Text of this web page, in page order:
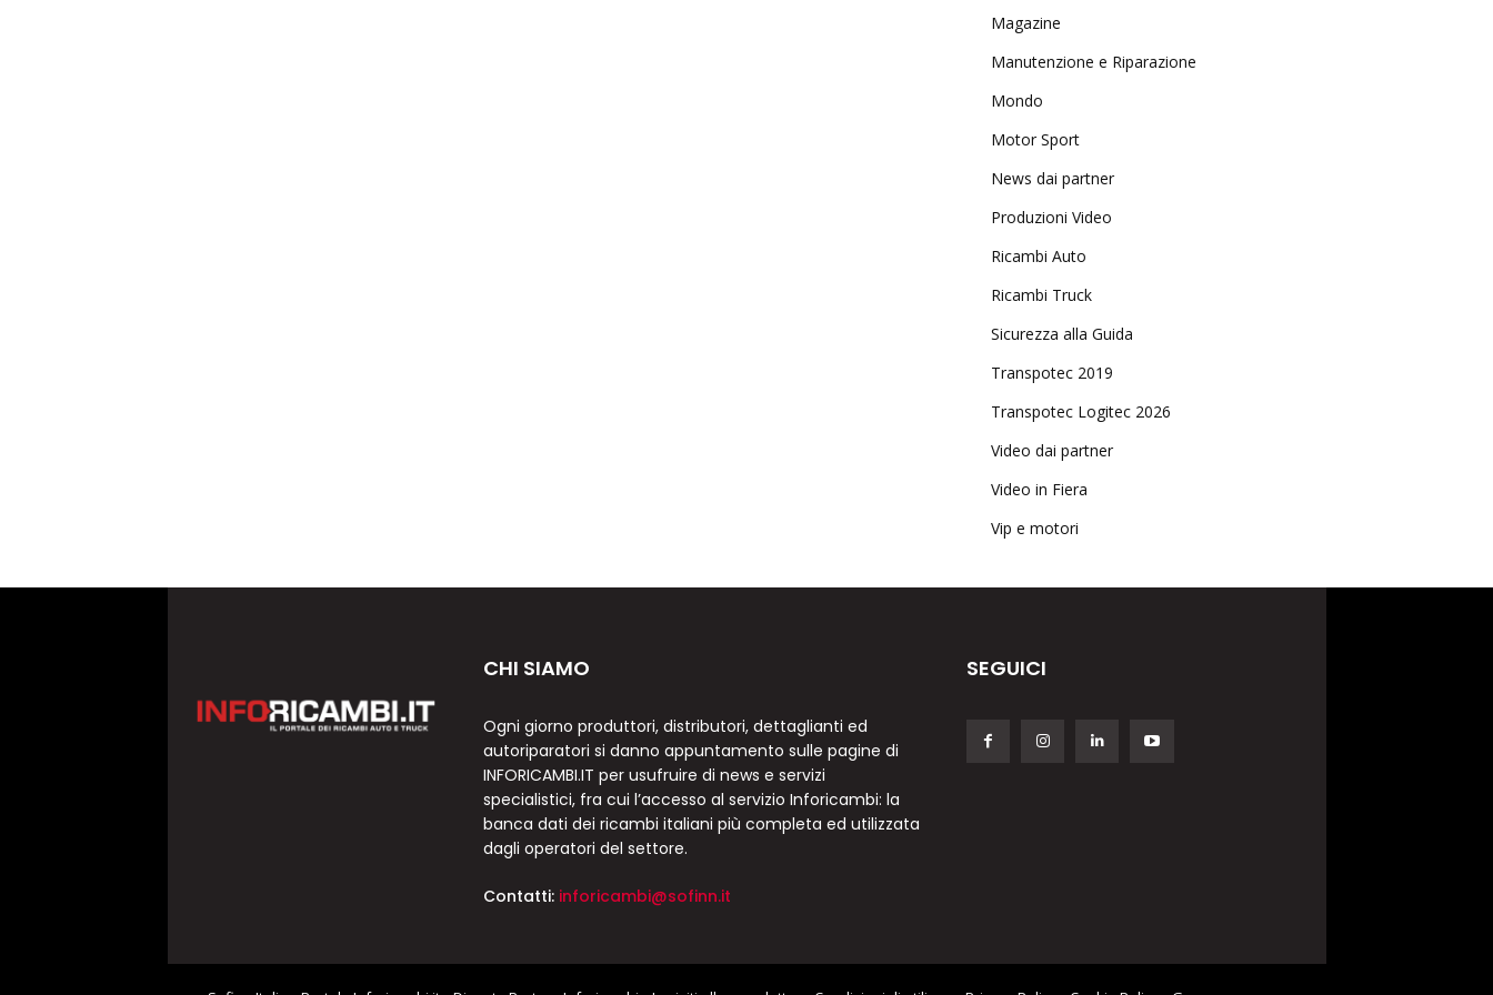
Magazine
Manutenzione e Riparazione
Mondo
Motor Sport
News dai partner
Produzioni Video
Ricambi Auto
Ricambi Truck
Sicurezza alla Guida
Transpotec 2019
Transpotec Logitec 2026
Video dai partner
Video in Fiera
Vip e motori
CHI SIAMO
Ogni giorno produttori, distributori, dettaglianti ed
autoriparatori si danno appuntamento sulle pagine di
INFORICAMBI.IT per usufruire di news e servizi
specialistici, fra cui l’accesso al servizio Inforicambi: la
banca dati dei ricambi italiani più completa ed utilizzata
dagli operatori del settore.
Contatti: inforicambi@sofinn.it
SEGUICI